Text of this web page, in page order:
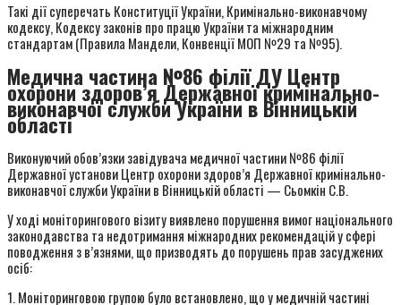
Такі дії суперечать Конституції України, Кримінально-виконавчому
кодексу, Кодексу законів про працю України та міжнародним
стандартам (Правила Мандели, Конвенції МОП №29 та №95).
Медична частина №86 філії ДУ Центр
охорони здоров’я Державної кримінально-
виконавчої служби України в Вінницькій
області
Виконуючий обов’язки завідувача медичної частини №86 філії
Державної установи Центр охорони здоров’я Державної кримінально-
виконавчої служби України в Вінницькій області — Сьомкін С.В.
У ході моніторингового візиту виявлено порушення вимог національного
законодавства та недотримання міжнародних рекомендацій у сфері
поводження з в’язнями, що призводять до порушень прав засуджених
осіб:
1. Моніторинговою групою було встановлено, що у медичній частині